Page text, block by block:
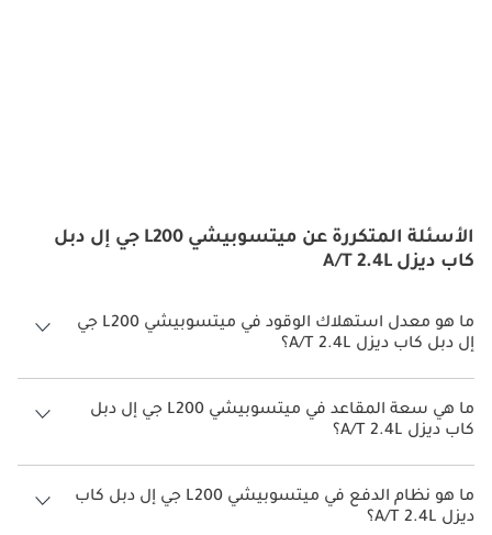
الأسئلة المتكررة عن ميتسوبيشي L200 جي إل دبل
كاب ديزل A/T 2.4L
ما هو معدل استهلاك الوقود في ميتسوبيشي L200 جي
إل دبل كاب ديزل A/T 2.4L؟
يبلغ معدل استهلاك الوقود المقترح من الشركة المصنعة لسيارة
ميتسوبيشي L200 2026 من 9 كم/ليتر - 11 كم/ليتر.
ما هي سعة المقاعد في ميتسوبيشي L200 جي إل دبل
كاب ديزل A/T 2.4L؟
تتسع ميتسوبيشي L200 جي إل دبل كاب ديزل A/T 2.4L لأ 5 أشخاص.
ما هو نظام الدفع في ميتسوبيشي L200 جي إل دبل كاب
ديزل A/T 2.4L؟